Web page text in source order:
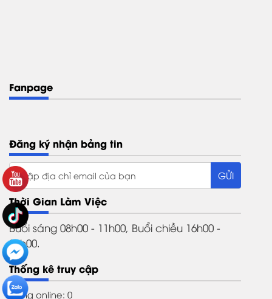
Fanpage
Đăng ký nhận bảng tin
Thời Gian Làm Việc
Buổi sáng 08h00 - 11h00, Buổi chiều 16h00 -
21h00.
Thống kê truy cập
Đang online: 0